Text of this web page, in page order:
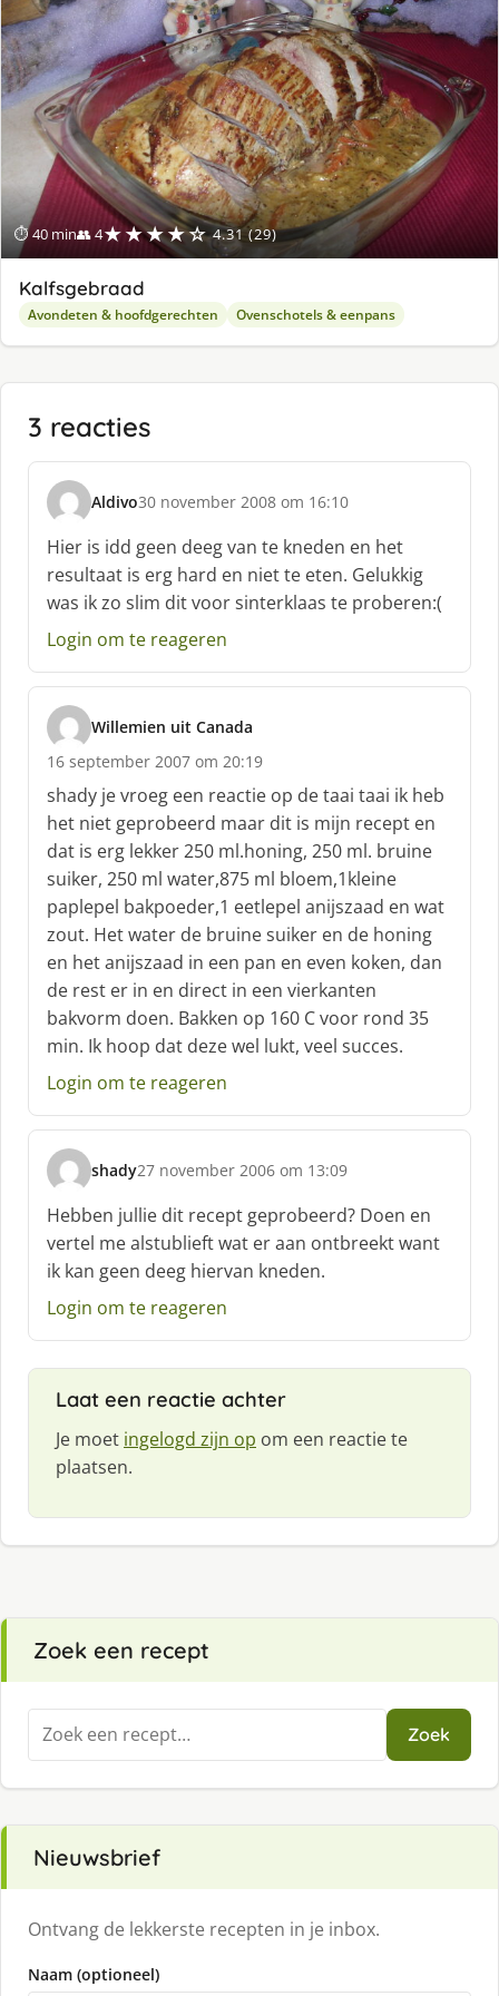
⏱ 40 min👥 4★★★★☆ 4.31 (29)
Kalfsgebraad
Avondeten & hoofdgerechten Ovenschotels & eenpans
3 reacties
Aldivo
s
c
h
r
e
e
:
30 november 2008 om 16:10
Hier is idd geen deeg van te kneden en het
resultaat is erg hard en niet te eten. Gelukkig
was ik zo slim dit voor sinterklaas te proberen:(
Login om te reageren
Willemien uit Canada
s
c
r
e
e
f
:
16 september 2007 om 20:19
shady je vroeg een reactie op de taai taai ik heb
het niet geprobeerd maar dit is mijn recept en
dat is erg lekker 250 ml.honing, 250 ml. bruine
suiker, 250 ml water,875 ml bloem,1kleine
paplepel bakpoeder,1 eetlepel anijszaad en wat
zout. Het water de bruine suiker en de honing
en het anijszaad in een pan en even koken, dan
de rest er in en direct in een vierkanten
bakvorm doen. Bakken op 160 C voor rond 35
min. Ik hoop dat deze wel lukt, veel succes.
Login om te reageren
shady
s
c
h
r
e
e
:
27 november 2006 om 13:09
Hebben jullie dit recept geprobeerd? Doen en
vertel me alstublieft wat er aan ontbreekt want
ik kan geen deeg hiervan kneden.
Login om te reageren
Laat een reactie achter
Je moet ingelogd zijn op om een reactie te
plaatsen.
Zoek een recept
Zoeken
naar:
Zoek
Nieuwsbrief
Ontvang de lekkerste recepten in je inbox.
Naam (optioneel)